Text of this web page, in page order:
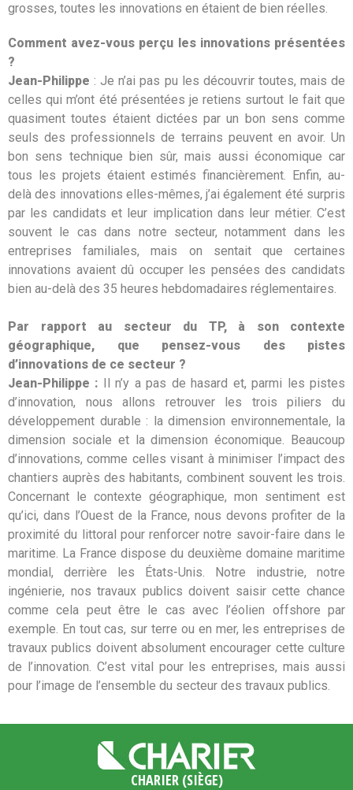
grosses, toutes les innovations en étaient de bien réelles.
Comment avez-vous perçu les innovations présentées
?
Jean-Philippe : Je n’ai pas pu les découvrir toutes, mais de
celles qui m’ont été présentées je retiens surtout le fait que
quasiment toutes étaient dictées par un bon sens comme
seuls des professionnels de terrains peuvent en avoir. Un
bon sens technique bien sûr, mais aussi économique car
tous les projets étaient estimés financièrement. Enfin, au-
delà des innovations elles-mêmes, j’ai également été surpris
par les candidats et leur implication dans leur métier. C’est
souvent le cas dans notre secteur, notamment dans les
entreprises familiales, mais on sentait que certaines
innovations avaient dû occuper les pensées des candidats
bien au-delà des 35 heures hebdomadaires réglementaires.
Par rapport au secteur du TP, à son contexte
géographique, que pensez-vous des pistes
d’innovations de ce secteur ?
Jean-Philippe : Il n’y a pas de hasard et, parmi les pistes
d’innovation, nous allons retrouver les trois piliers du
développement durable : la dimension environnementale, la
dimension sociale et la dimension économique. Beaucoup
d’innovations, comme celles visant à minimiser l’impact des
chantiers auprès des habitants, combinent souvent les trois.
Concernant le contexte géographique, mon sentiment est
qu’ici, dans l’Ouest de la France, nous devons profiter de la
proximité du littoral pour renforcer notre savoir-faire dans le
maritime. La France dispose du deuxième domaine maritime
mondial, derrière les États-Unis. Notre industrie, notre
ingénierie, nos travaux publics doivent saisir cette chance
comme cela peut être le cas avec l’éolien offshore par
exemple. En tout cas, sur terre ou en mer, les entreprises de
travaux publics doivent absolument encourager cette culture
de l’innovation. C’est vital pour les entreprises, mais aussi
pour l’image de l’ensemble du secteur des travaux publics.
CHARIER (SIÈGE)